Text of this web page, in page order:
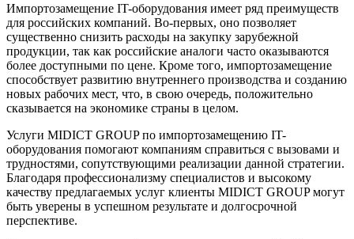
Импортозамещение IT-оборудования имеет ряд преимуществ
для российских компаний. Во-первых, оно позволяет
существенно снизить расходы на закупку зарубежной
продукции, так как российские аналоги часто оказываются
более доступными по цене. Кроме того, импортозамещение
способствует развитию внутреннего производства и созданию
новых рабочих мест, что, в свою очередь, положительно
сказывается на экономике страны в целом.
Услуги MIDICT GROUP по импортозамещению IT-
оборудования помогают компаниям справиться с вызовами и
трудностями, сопутствующими реализации данной стратегии.
Благодаря профессионализму специалистов и высокому
качеству предлагаемых услуг клиенты MIDICT GROUP могут
быть уверены в успешном результате и долгосрочной
перспективе.